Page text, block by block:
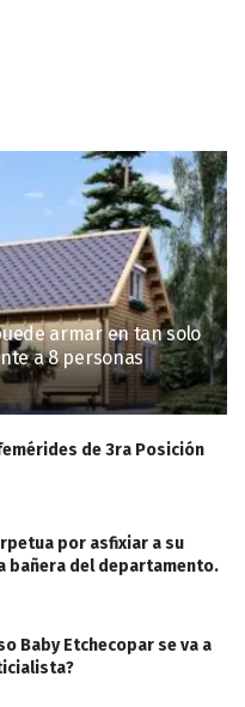
armar en tan solo
a 8 personas
de 3ra Posición
por asfixiar a su
bañera del departamento.
Baby Etchecopar se va a